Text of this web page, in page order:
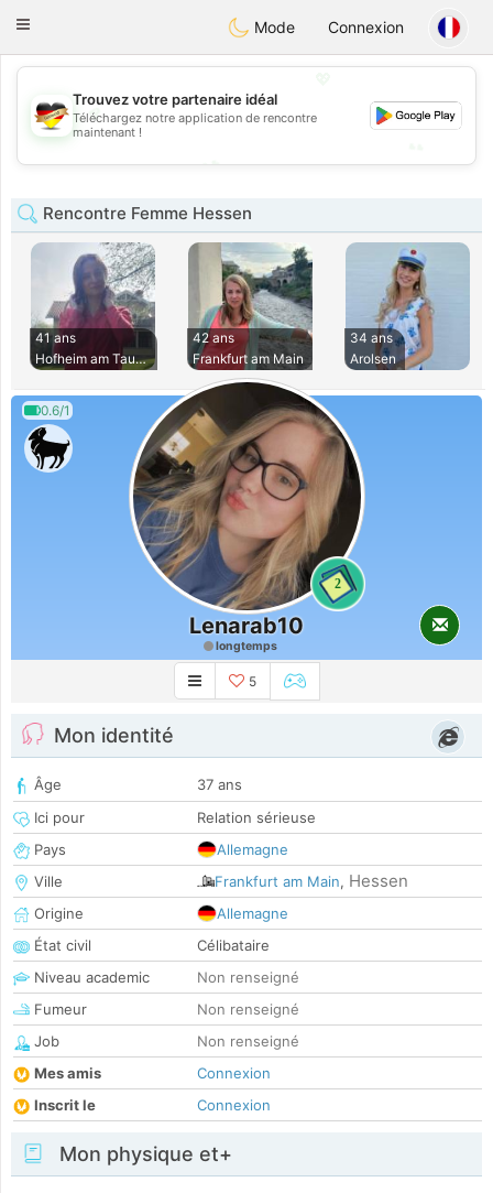
DeutschDating
Toggle
Mode Connexion
💖
💕
Trouvez votre partenaire idéal
Téléchargez notre application de rencontre
maintenant !
Rencontre Femme Hessen
41 ans
Hofheim am Taunus
42 ans
Frankfurt am Main
34 ans
Arolsen
0.6/1
2
Lenarab10
longtemps
5
Mon identité
Âge
37 ans
Ici pour
Relation sérieuse
Pays
Allemagne
Ville
Frankfurt am Main, Hessen
Origine
Allemagne
État civil
Célibataire
Niveau academic
Non renseigné
Fumeur
Non renseigné
Job
Non renseigné
Mes amis
Connexion
Inscrit le
Connexion
Mon physique et+